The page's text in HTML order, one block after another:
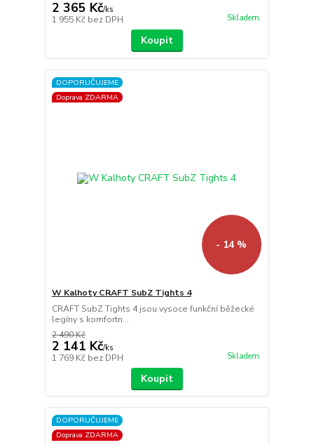
2 365 Kč/ks
1 955 Kč bez DPH Skladem
Koupit
DOPORUČUJEME
Doprava ZDARMA
- 14 %
W Kalhoty CRAFT SubZ Tights 4
CRAFT SubZ Tights 4 jsou vysoce funkční běžecké
legíny s komfortn...
2 490 Kč
2 141 Kč/ks
1 769 Kč bez DPH Skladem
Koupit
DOPORUČUJEME
Doprava ZDARMA